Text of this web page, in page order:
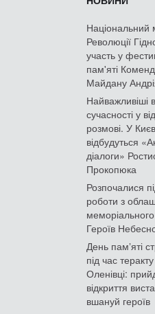
Національний
Революції
участь у
пам'яті
Майдану
Найважливіші
сучасності у
розмові. У
відбудуться
діалоги»
Прокопюка
Розпочалися
роботи з
Героїв
День памʼяті
під час
Оленівці:
відкриття
вшануй героїв